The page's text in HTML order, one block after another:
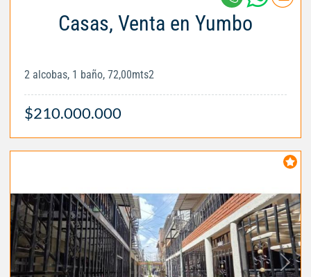
Casas, Venta en Yumbo
2 alcobas, 1 baño, 72,00mts2
$210.000.000